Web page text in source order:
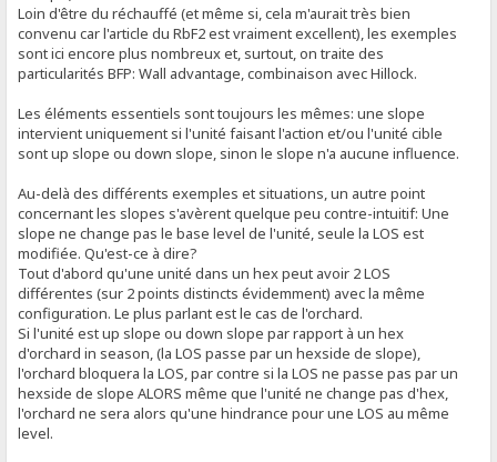
Loin d'être du réchauffé (et même si, cela m'aurait très bien
convenu car l'article du RbF2 est vraiment excellent), les exemples
sont ici encore plus nombreux et, surtout, on traite des
particularités BFP: Wall advantage, combinaison avec Hillock.
Les éléments essentiels sont toujours les mêmes: une slope
intervient uniquement si l'unité faisant l'action et/ou l'unité cible
sont up slope ou down slope, sinon le slope n'a aucune influence.
Au-delà des différents exemples et situations, un autre point
concernant les slopes s'avèrent quelque peu contre-intuitif: Une
slope ne change pas le base level de l'unité, seule la LOS est
modifiée. Qu'est-ce à dire?
Tout d'abord qu'une unité dans un hex peut avoir 2 LOS
différentes (sur 2 points distincts évidemment) avec la même
configuration. Le plus parlant est le cas de l'orchard.
Si l'unité est up slope ou down slope par rapport à un hex
d'orchard in season, (la LOS passe par un hexside de slope),
l'orchard bloquera la LOS, par contre si la LOS ne passe pas par un
hexside de slope ALORS même que l'unité ne change pas d'hex,
l'orchard ne sera alors qu'une hindrance pour une LOS au même
level.